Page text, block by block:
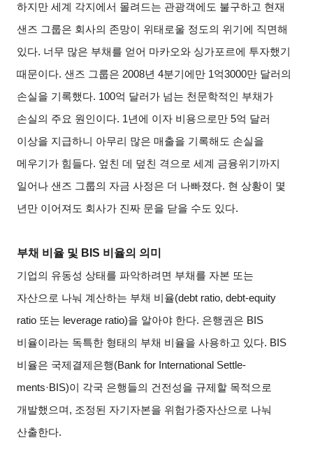
하지만 세계 각지에서 몰려드는 관광객에도 불구하고 현재
샌즈 그룹은 회사의 존망이 위태로울 정도의 위기에 직면해
있다. 너무 많은 부채를 얻어 마카오와 싱가포르에 투자했기
때문이다. 샌즈 그룹은 2008년 4분기에만 1억3000만 달러의
손실을 기록했다. 100억 달러가 넘는 천문학적인 부채가
손실의 주요 원인이다. 1년에 이자 비용으로만 5억 달러
이상을 지급하니 아무리 많은 매출을 기록해도 손실을
메우기가 힘들다. 엎친 데 덮친 격으로 세계 금융위기까지
일어나 샌즈 그룹의 자금 사정은 더 나빠졌다. 현 상황이 몇
년만 이어져도 회사가 진짜 문을 닫을 수도 있다.
부채 비율 및 BIS 비율의 의미
기업의 유동성 상태를 파악하려면 부채를 자본 또는
자산으로 나눠 계산하는 부채 비율(debt ratio, debt-equity
ratio 또는 leverage ratio)을 알아야 한다. 은행권은 BIS
비율이라는 독특한 형태의 부채 비율을 사용하고 있다. BIS
비율은 국제결제은행(Bank for International Settle-
ments·BIS)이 각국 은행들의 건전성을 규제할 목적으로
개발했으며, 조정된 자기자본을 위험가중자산으로 나눠
산출한다.